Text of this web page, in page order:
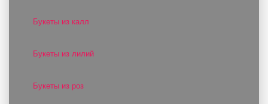
Букеты из калл
Букеты из лилий
Букеты из роз